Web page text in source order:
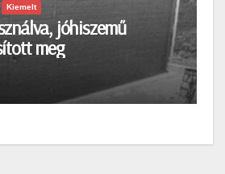
Kiemelt
jóhiszemű
meg